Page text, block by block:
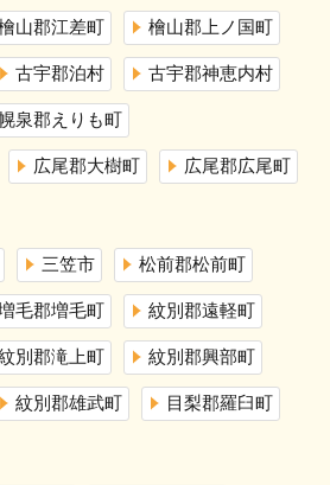
山郡江差町 檜山郡上ノ国町
古宇郡泊村 古宇郡神恵内村
泉郡えりも町
広尾郡大樹町 広尾郡広尾町
三笠市 松前郡松前町
毛郡増毛町 紋別郡遠軽町
別郡滝上町 紋別郡興部町
紋別郡雄武町 目梨郡羅臼町